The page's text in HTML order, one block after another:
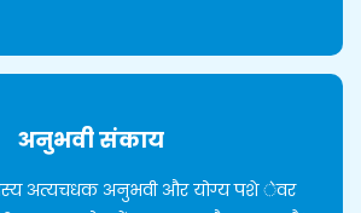
अनुभवी संकाय
अत्यचधक अनुभवी और योग्य पशे ेवर